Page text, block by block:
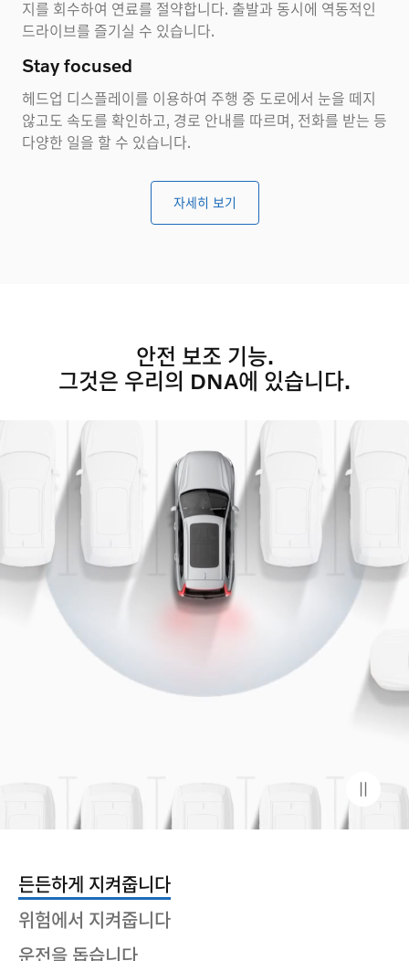
지를 회수하여 연료를 절약합니다. 출발과 동시에 역동적인
드라이브를 즐기실 수 있습니다.
Stay focused
헤드업 디스플레이를 이용하여 주행 중 도로에서 눈을 떼지
않고도 속도를 확인하고, 경로 안내를 따르며, 전화를 받는 등
다양한 일을 할 수 있습니다.
자세히 보기
안전 보조 기능.
그것은 우리의 DNA에 있습니다.
든든하게 지켜줍니다
위험에서 지켜줍니다
운전을 돕습니다